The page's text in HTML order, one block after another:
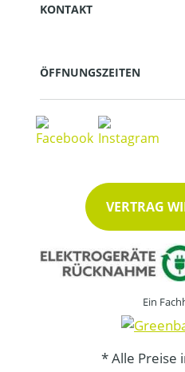
KONTAKT
ÖFFNUNGSZEITEN
VERTRAG
Ein
* Alle Preise